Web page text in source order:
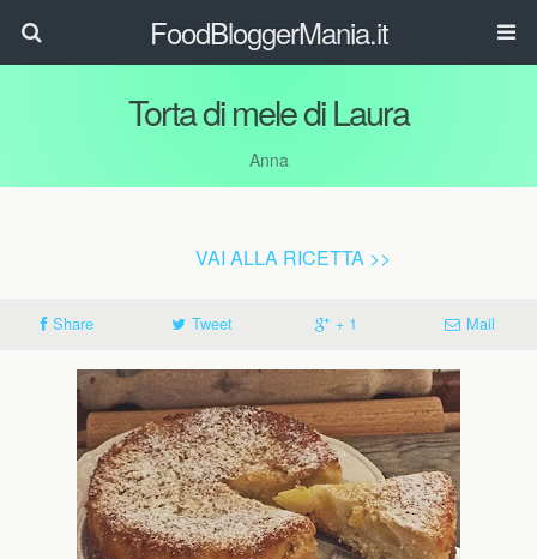
FoodBloggerMania.it
Torta di mele di Laura
Anna
VAI ALLA RICETTA >>
Share Tweet + 1 Mail